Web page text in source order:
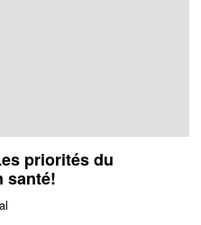
priorités du
santé!